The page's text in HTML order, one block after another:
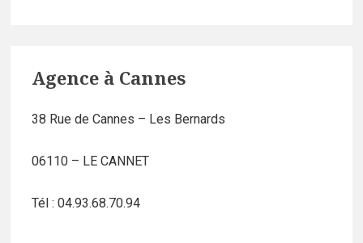
Agence à Cannes
38 Rue de Cannes – Les Bernards
06110 – LE CANNET
Tél : 04.93.68.70.94